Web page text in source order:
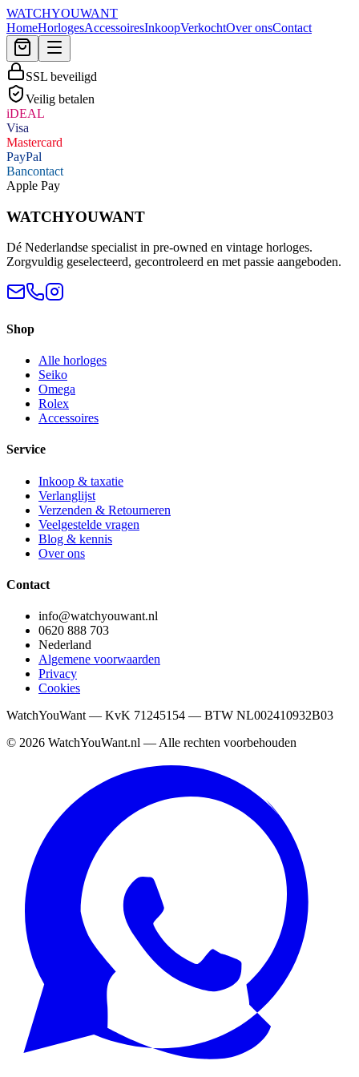
WATCHYOUWANT
HomeHorlogesAccessoiresInkoopVerkochtOver onsContact
SSL beveiligd
Veilig betalen
iDEAL
Visa
Mastercard
PayPal
Bancontact
Apple Pay
WATCHYOUWANT
Dé Nederlandse specialist in pre-owned en vintage horloges.
Zorgvuldig geselecteerd, gecontroleerd en met passie aangeboden.
Shop
Alle horloges
Seiko
Omega
Rolex
Accessoires
Service
Inkoop & taxatie
Verlanglijst
Verzenden & Retourneren
Veelgestelde vragen
Blog & kennis
Over ons
Contact
info@watchyouwant.nl
0620 888 703
Nederland
Algemene voorwaarden
Privacy
Cookies
WatchYouWant — KvK 71245154 — BTW NL002410932B03
© 2026 WatchYouWant.nl — Alle rechten voorbehouden